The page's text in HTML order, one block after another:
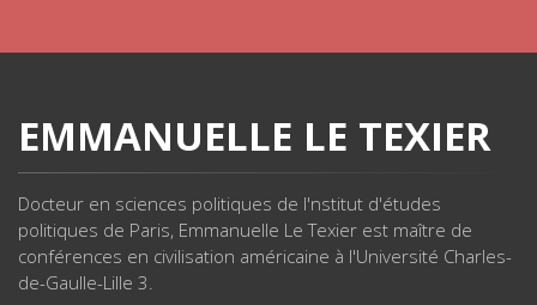
EMMANUELLE LE TEXIER
Docteur en sciences politiques de l'nstitut d'études
politiques de Paris, Emmanuelle Le Texier est maître de
conférences en civilisation américaine à l'Université Charles-
de-Gaulle-Lille 3.